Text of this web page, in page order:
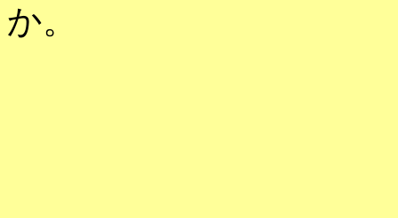
か。